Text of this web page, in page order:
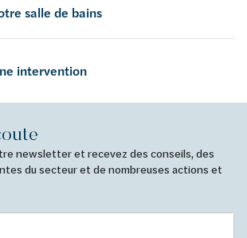
salle de bains
intervention
newsletter et recevez des conseils, des
du secteur et de nombreuses actions et